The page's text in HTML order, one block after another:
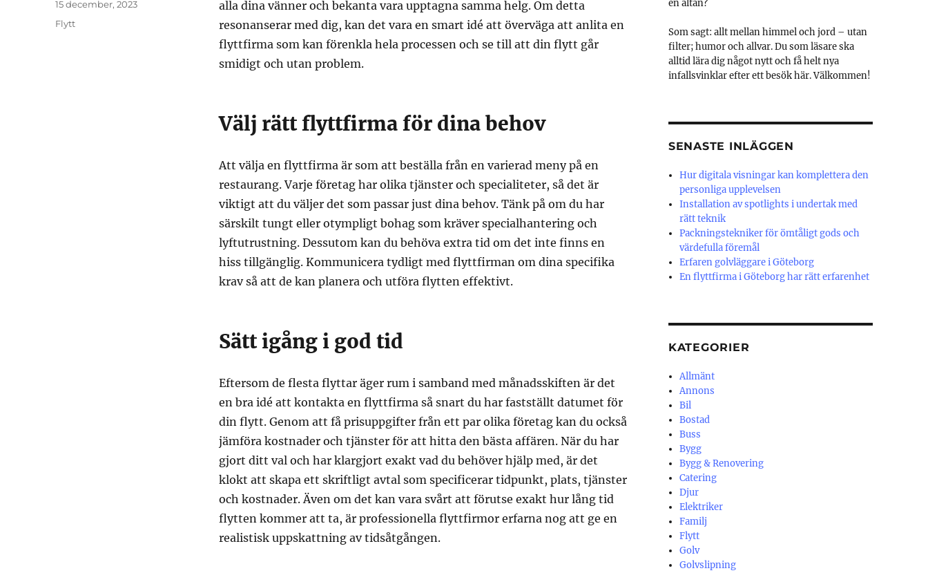
alla dina vänner och bekanta vara upptagna samma helg. Om detta
resonanserar med dig, kan det vara en smart idé att överväga att anlita en
flyttfirma som kan förenkla hela processen och se till att din flytt går
smidigt och utan problem.
Välj rätt flyttfirma för dina behov
Att välja en flyttfirma är som att beställa från en varierad meny på en
restaurang. Varje företag har olika tjänster och specialiteter, så det är
viktigt att du väljer det som passar just dina behov. Tänk på om du har
särskilt tungt eller otympligt bohag som kräver specialhantering och
lyftutrustning. Dessutom kan du behöva extra tid om det inte finns en
hiss tillgänglig. Kommunicera tydligt med flyttfirman om dina specifika
krav så att de kan planera och utföra flytten effektivt.
Sätt igång i god tid
Eftersom de flesta flyttar äger rum i samband med månadsskiften är det
en bra idé att kontakta en flyttfirma så snart du har fastställt datumet för
din flytt. Genom att få prisuppgifter från ett par olika företag kan du också
jämföra kostnader och tjänster för att hitta den bästa affären. När du har
gjort ditt val och har klargjort exakt vad du behöver hjälp med, är det
klokt att skapa ett skriftligt avtal som specificerar tidpunkt, plats, tjänster
och kostnader. Även om det kan vara svårt att förutse exakt hur lång tid
flytten kommer att ta, är professionella flyttfirmor erfarna nog att ge en
realistisk uppskattning av tidsåtgången.
Publicerat
den
15 december, 2023
Kategorier
Flytt
en altan?
Som sagt: allt mellan himmel och jord – utan
filter; humor och allvar. Du som läsare ska
alltid lära dig något nytt och få helt nya
infallsvinklar efter ett besök här. Välkommen!
SENASTE INLÄGGEN
Hur digitala visningar kan komplettera den
personliga upplevelsen
Installation av spotlights i undertak med
rätt teknik
Packningstekniker för ömtåligt gods och
värdefulla föremål
Erfaren golvläggare i Göteborg
En flyttfirma i Göteborg har rätt erfarenhet
KATEGORIER
Allmänt
Annons
Bil
Bostad
Buss
Bygg
Bygg & Renovering
Catering
Djur
Elektriker
Familj
Flytt
Golv
Golvslipning